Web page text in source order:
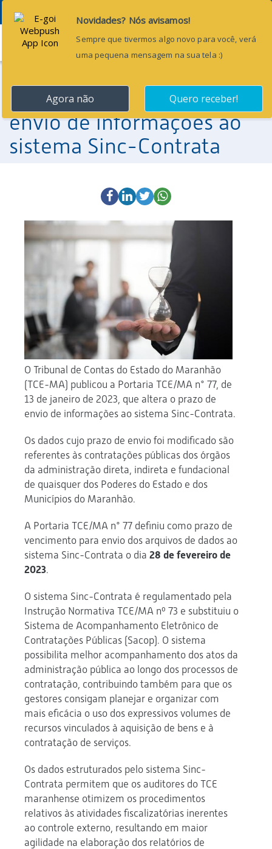
Menu
TCE/MA altera prazo de
envio de informações ao
sistema Sinc-Contrata
O Tribunal de Contas do Estado do Maranhão
(TCE-MA) publicou a Portaria TCE/MA n° 77, de
13 de janeiro de 2023, que altera o prazo de
envio de informações ao sistema Sinc-Contrata.
Os dados cujo prazo de envio foi modificado são
referentes às contratações públicas dos órgãos
da administração direta, indireta e fundacional
de quaisquer dos Poderes do Estado e dos
Municípios do Maranhão.
A Portaria TCE/MA n° 77 definiu como prazo de
vencimento para envio dos arquivos de dados ao
sistema Sinc-Contrata o dia 28 de fevereiro de
2023.
O sistema Sinc-Contrata é regulamentado pela
Instrução Normativa TCE/MA nº 73 e substituiu o
Sistema de Acompanhamento Eletrônico de
Contratações Públicas (Sacop). O sistema
possibilita melhor acompanhamento dos atos da
administração pública ao longo dos processos de
contratação, contribuindo também para que os
gestores consigam planejar e organizar com
mais eficácia o uso dos expressivos volumes de
recursos vinculados à aquisição de bens e à
contratação de serviços.
Os dados estruturados pelo sistema Sinc-
Contrata permitem que os auditores do TCE
maranhense otimizem os procedimentos
relativos às atividades fiscalizatórias inerentes
ao controle externo, resultando em maior
agilidade na elaboração dos relatórios de